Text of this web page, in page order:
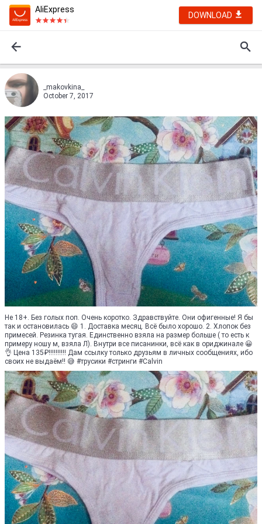
AliExpress
DOWNLOAD
_makovkina_
October 7, 2017
Не 18+. Без голых поп. Очень коротко. Здравствуйте. Они офигенные! Я бы
так и остановилась 😄 1. Доставка месяц. Всё было хорошо. 2. Хлопок без
примесей. Резинка тугая. Единственно взяла на размер больше ( то есть к
примеру ношу м, взяла Л). Внутри все писанинки, всё как в ориджинале 😀
👌 Цена 135₽!!!!!!!!!! Дам ссылку только друзьям в личных сообщениях, ибо
своих не выдаём!! 😅 #трусики #стринги #Calvin